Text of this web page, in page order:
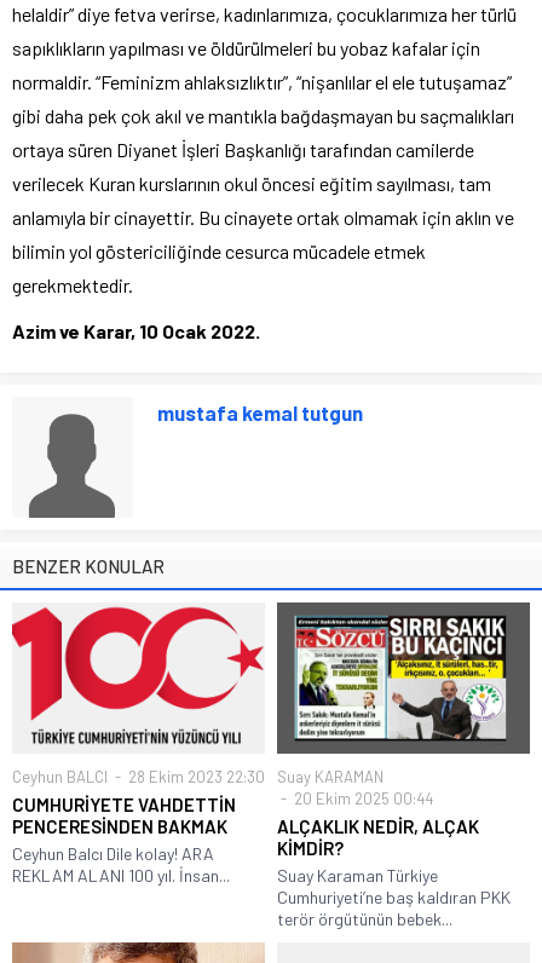
helaldir” diye fetva verirse, kadınlarımıza, çocuklarımıza her türlü
sapıklıkların yapılması ve öldürülmeleri bu yobaz kafalar için
normaldir. “Feminizm ahlaksızlıktır”, “nişanlılar el ele tutuşamaz”
gibi daha pek çok akıl ve mantıkla bağdaşmayan bu saçmalıkları
ortaya süren Diyanet İşleri Başkanlığı tarafından camilerde
verilecek Kuran kurslarının okul öncesi eğitim sayılması, tam
anlamıyla bir cinayettir. Bu cinayete ortak olmamak için aklın ve
bilimin yol göstericiliğinde cesurca mücadele etmek
gerekmektedir.
Azim ve Karar, 10 Ocak 2022.
mustafa kemal tutgun
BENZER KONULAR
Ceyhun BALCI 28 Ekim 2023 22:30
CUMHURİYETE VAHDETTİN
PENCERESİNDEN BAKMAK
Ceyhun Balcı Dile kolay! ARA
REKLAM ALANI 100 yıl. İnsan...
Suay KARAMAN
20 Ekim 2025 00:44
ALÇAKLIK NEDİR, ALÇAK
KİMDİR?
Suay Karaman Türkiye
Cumhuriyeti’ne baş kaldıran PKK
terör örgütünün bebek...